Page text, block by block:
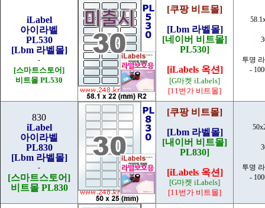
iLabel
아이라벨
PL530
[Lbm 라벨몰]
-
[스마트스토어]
비트몰 PL530
[쿠팡 비트몰]
[Lbm 라벨몰]
[네이버 비트몰]
PL530]
[iLabels 옥션]
[G마켓 iLabels]
[11번가 비트몰]
투명
-
830
iLabel
아이라벨
PL830
[Lbm 라벨몰]
-
[스마트스토어]
비트몰 PL830
[쿠팡 비트몰]
[Lbm 라벨몰]
[내이버 비트몰]
PL830]
[iLabels 옥션]
[G마켓 iLabels]
[11번가 비트몰]
투명
-